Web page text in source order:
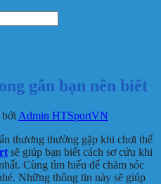
gân bạn nên biết
bởi Admin HTSportVN
thương thường gặp khi chơi thể
sẽ giúp bạn biết cách sơ cứu khi
Cùng tìm hiểu để chăm sóc
Những thông tin này sẽ giúp